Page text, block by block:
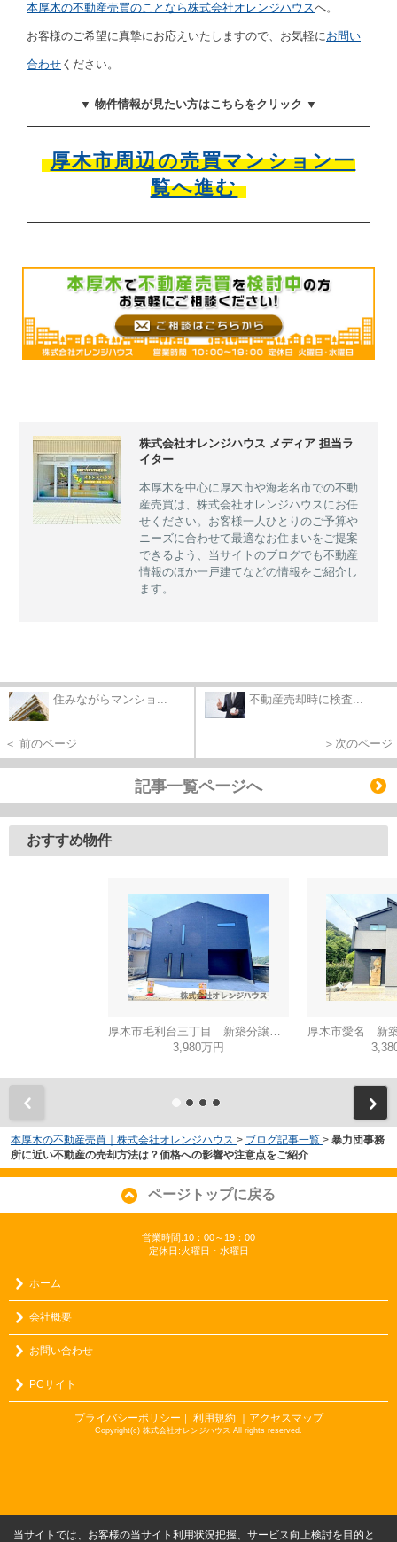
本厚木の不動産売買のことなら株式会社オレンジハウスへ。
お客様のご希望に真摯にお応えいたしますので、お気軽にお問い
合わせ ください。
▼ 物件情報が見たい方はこちらをクリック ▼
厚木市周辺の売買マンション一
覧へ進む
株式会社オレンジハウス メディア 担当ラ
イター
本厚木を中心に厚木市や海老名市での不動
産売買は、株式会社オレンジハウスにお任
せください。お客様一人ひとりのご予算や
ニーズに合わせて最適なお住まいをご提案
できるよう、当サイトのブログでも不動産
情報のほか一戸建てなどの情報をご紹介し
ます。
住みながらマンショ...
＜ 前のページ
不動産売却時に検査...
＞次のページ
記事一覧ページへ
おすすめ物件
3,980万円
厚木市愛名 新
本厚木の不動産売買｜株式会社オレンジハウス > ブログ記事一覧 > 暴力団事務
所に近い不動産の売却方法は？価格への影響や注意点をご紹介
ページトップに戻る
営業時間:10：00～19：00
定休日:火曜日・水曜日
ホーム
会社概要
お問い合わせ
PCサイト
プライバシーポリシー ｜ 利用規約 ｜アクセスマップ
Copyright(c) 株式会社オレンジハウス All rights reserved.
当サイトでは、お客様の当サイト利用状況把握、サービス向上検討を目的と